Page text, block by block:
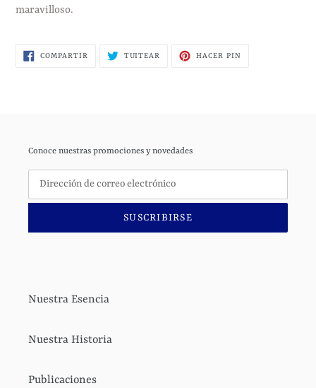
maravilloso.
COMPARTIR COMPARTIRTUITEAR TUITEARHACER PINPINEAR
Conoce nuestras promociones y novedades
SUSCRIBIRSE
Nuestra Esencia
Nuestra Historia
Publicaciones